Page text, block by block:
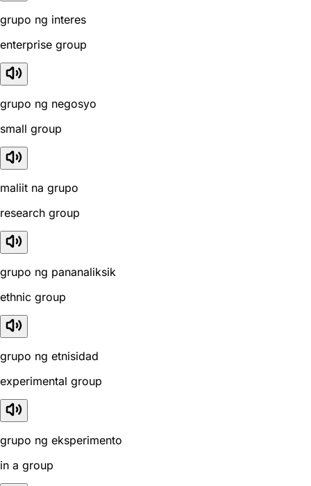
grupo ng interes
enterprise group
grupo ng negosyo
small group
maliit na grupo
research group
grupo ng pananaliksik
ethnic group
grupo ng etnisidad
experimental group
grupo ng eksperimento
in a group